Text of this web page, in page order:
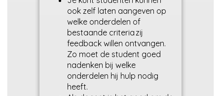
ook zelf laten aangeven op
welke onderdelen of
bestaande criteria zij
feedback willen ontvangen.
Zo moet de student goed
nadenken bij welke
onderdelen hij hulp nodig
heeft.